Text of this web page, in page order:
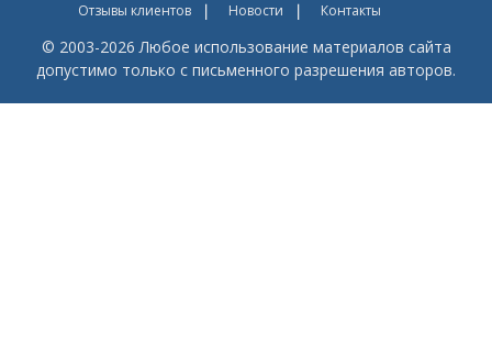
Отзывы клиентов
Новости Контакты
© 2003-2026 Любое использование материалов сайта
допустимо только с письменного разрешения авторов.